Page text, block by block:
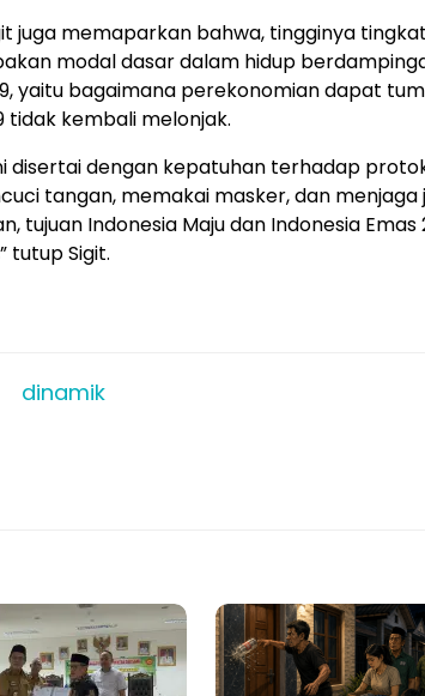
juga memaparkan bahwa, tingginya
modal dasar dalam hidup
yaitu bagaimana perekonomian dapat
tidak kembali melonjak.
disertai dengan kepatuhan terhadap
tangan, memakai masker, dan menjaga
tujuan Indonesia Maju dan Indonesia Emas
tutup Sigit.
dinamik